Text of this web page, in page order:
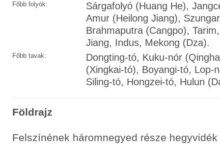
Főbb folyók:
Sárgafolyó (Huang He),
Amur (Heilong Jiang),
Brahmaputra (Cangpo),
Jiang, Indus, Mekong (Dza).
Főbb tavak:
Dongting-tó, Kuku-nór
(Xingkai-tó), Boyangi-tó, Lop-
Siling-tó, Hongzei-tó, Hulun
Földrajz
Felszínének háromnegyed része